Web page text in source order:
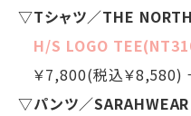
▽Tシャツ／THE
H/S LOGO
￥7,800(税込￥
▽パンツ／SARAHWEAR